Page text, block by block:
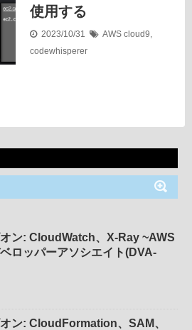
使用する
2023/10/31 AWS cloud9,
codewhisperer
ン: CloudWatch、X-Ray ~AWS
ロッパーアソシエイト(DVA-
ン: CloudFormation、SAM、